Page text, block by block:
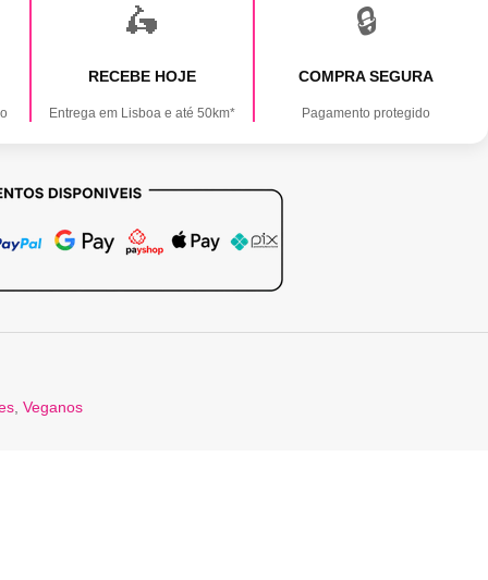
🛵
RECEBE HOJE
Entrega em Lisboa e até 50km*
🔒
COMPRA SEGURA
Pagamento protegido
, Veganos